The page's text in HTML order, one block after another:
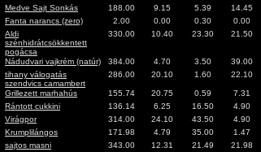
Medve Sajt Sonkás
188.00 9.15 5.39
14.45
Fanta narancs (zero)
2.00 0.00 0.30
0.00
Aldi
szénhidrátcsökkentett
pogácsa
330.00 10.40 23.30 21.50
Nádudvari vajkrém (natúr) 384.00 4.70 3.50
39.00
tihany válogatás
szendvics camambert
286.00 20.10 1.60 22.10
Grillezett marhahús 155.74 20.75 0.59
7.31
Rántott cukkini
136.14 6.25 16.50
4.90
Virágpor
314.00 24.10 43.50
4.90
Krumplilángos
171.98 4.79 35.00
1.47
sajtos masni
343.00 12.31 21.49
21.98